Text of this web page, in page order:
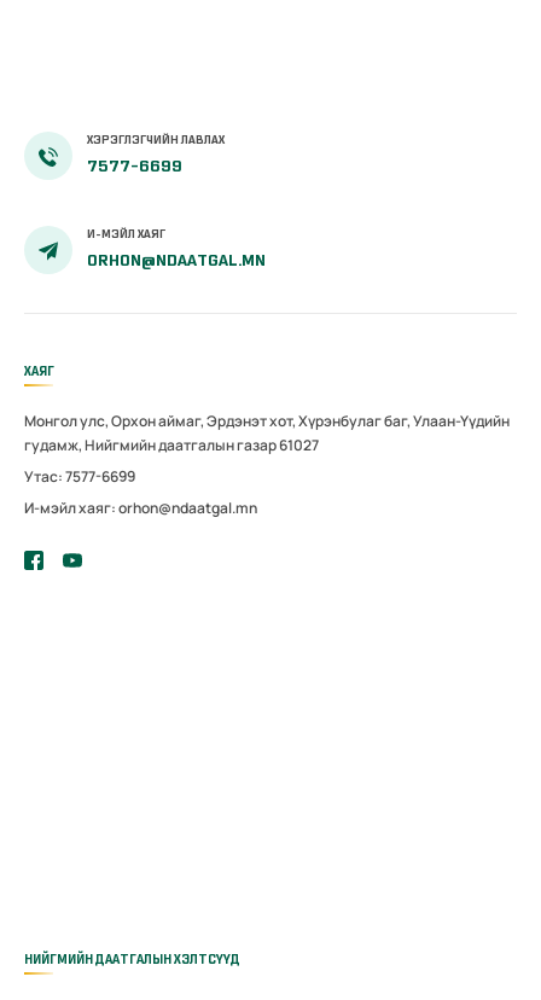
ХЭРЭГЛЭГЧИЙН ЛАВЛАХ
7577-6699
И-МЭЙЛ ХАЯГ
ORHON@NDAATGAL.MN
ХАЯГ
Монгол улс, Орхон аймаг, Эрдэнэт хот, Хүрэнбулаг баг, Улаан-Үүдийн
гудамж, Нийгмийн даатгалын газар 61027
Утас: 7577-6699
И-мэйл хаяг: orhon@ndaatgal.mn
НИЙГМИЙН ДААТГАЛЫН ХЭЛТСҮҮД